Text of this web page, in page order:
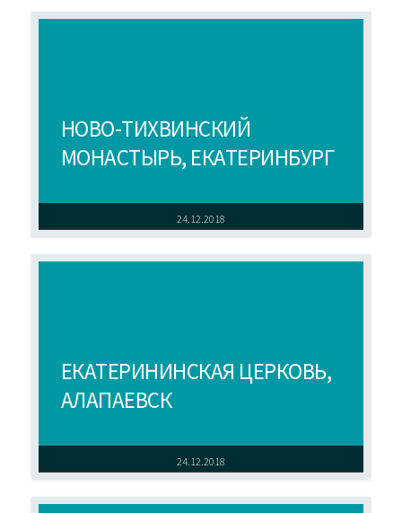
24.12.2018
НОВО-ТИХВИНСКИЙ
МОНАСТЫРЬ, ЕКАТЕРИНБУРГ
24.12.2018
ЕКАТЕРИНИНСКАЯ ЦЕРКОВЬ,
АЛАПАЕВСК